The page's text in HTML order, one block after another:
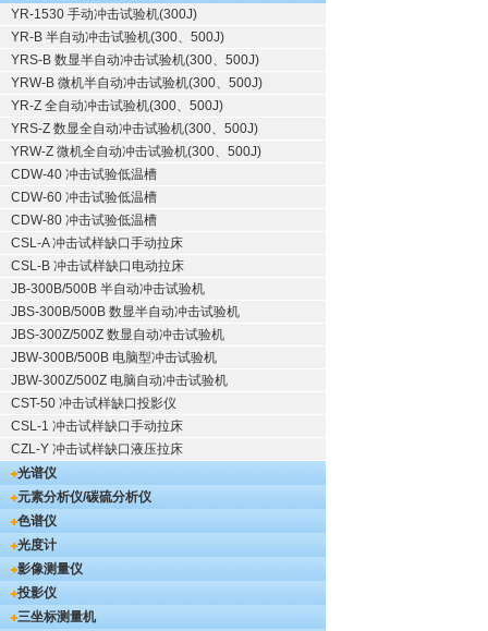
YR-1530 手动冲击试验机(300J)
YR-B 半自动冲击试验机(300、500J)
YRS-B 数显半自动冲击试验机(300、500J)
YRW-B 微机半自动冲击试验机(300、500J)
YR-Z 全自动冲击试验机(300、500J)
YRS-Z 数显全自动冲击试验机(300、500J)
YRW-Z 微机全自动冲击试验机(300、500J)
CDW-40 冲击试验低温槽
CDW-60 冲击试验低温槽
CDW-80 冲击试验低温槽
CSL-A 冲击试样缺口手动拉床
CSL-B 冲击试样缺口电动拉床
JB-300B/500B 半自动冲击试验机
JBS-300B/500B 数显半自动冲击试验机
JBS-300Z/500Z 数显自动冲击试验机
JBW-300B/500B 电脑型冲击试验机
JBW-300Z/500Z 电脑自动冲击试验机
CST-50 冲击试样缺口投影仪
CSL-1 冲击试样缺口手动拉床
CZL-Y 冲击试样缺口液压拉床
光谱仪
元素分析仪/碳硫分析仪
色谱仪
光度计
影像测量仪
投影仪
三坐标测量机